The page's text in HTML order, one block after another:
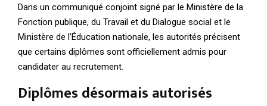
Dans un communiqué conjoint signé par le Ministère de la
Fonction publique, du Travail et du Dialogue social et le
Ministère de l’Éducation nationale, les autorités précisent
que certains diplômes sont officiellement admis pour
candidater au recrutement.
Diplômes désormais autorisés